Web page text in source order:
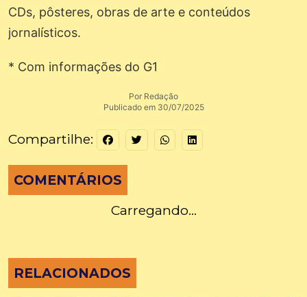
CDs, pôsteres, obras de arte e conteúdos
jornalísticos.
* Com informações do G1
Por Redação
Publicado em 30/07/2025
Compartilhe:
COMENTÁRIOS
Carregando...
RELACIONADOS